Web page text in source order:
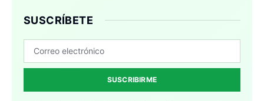
SUSCRÍBETE
SUSCRIBIRME